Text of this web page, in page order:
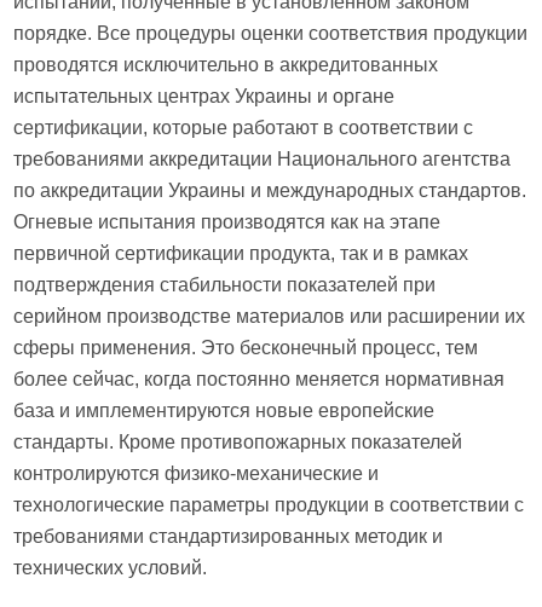
порядке. Все процедуры оценки соответствия продукции
проводятся исключительно в аккредитованных
испытательных центрах Украины и органе
сертификации, которые работают в соответствии с
требованиями аккредитации Национального агентства
по аккредитации Украины и международных стандартов.
Огневые испытания производятся как на этапе
первичной сертификации продукта, так и в рамках
подтверждения стабильности показателей при
серийном производстве материалов или расширении их
сферы применения. Это бесконечный процесс, тем
более сейчас, когда постоянно меняется нормативная
база и имплементируются новые европейские
стандарты. Кроме противопожарных показателей
контролируются физико-механические и
технологические параметры продукции в соответствии с
требованиями стандартизированных методик и
технических условий.